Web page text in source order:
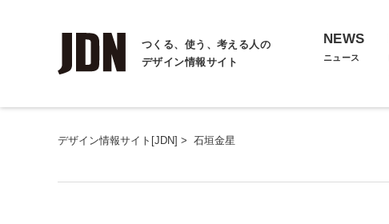
つくる、使う、考える人の
デザイン情報サイト
NEWS
ニュース
デザイン情報サイト[JDN] > 石垣金星